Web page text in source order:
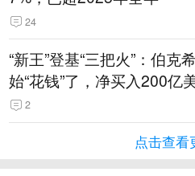
24
“新王”登基“三把火”：伯克
始“花钱”了，净买入200亿
2
点击查看